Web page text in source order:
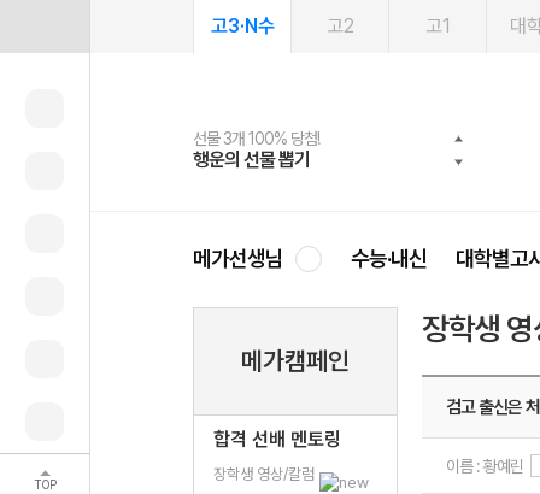
TOP
고3·N수 고2 고1 대
선물 3개 100% 당첨!
행운의 선물 뽑기
선물 100% 증정!
메가스터디 X 올리브
여름방학 스터디 캐시백
메가런 썸머스쿨
2027 러셀 단과
강사 공개선발
스마트러닝앱
설문 EVENT
메가패스
3일 무료 체험권
메가패스 수강생 무료혜택!
메가클럽 멤버십
사회공헌 캠페인
희망이룸 메가나눔
메가선생님 수능·내신 대학별고
메가캠페인
합격 선배 멘토링
장학생 영상/칼럼
장학생
검고 출신은
이름 : 황예린